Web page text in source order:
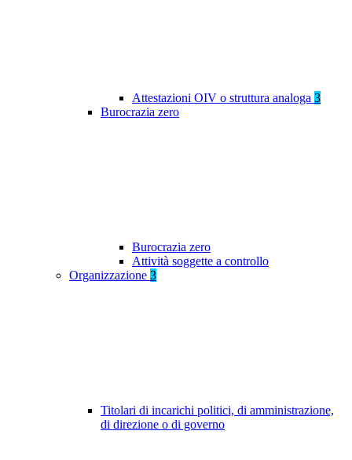
Attestazioni OIV o struttura analoga 3
Burocrazia zero
Burocrazia zero
Attività soggette a controllo
Organizzazione 3
Titolari di incarichi politici, di amministrazione,
di direzione o di governo